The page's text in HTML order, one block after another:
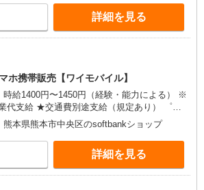
した場合は1分単位で残業代が追加で支給され
。 ※試用期間あり4ヶ月月給25万円以上 ※残
支給 ★交通費別途支給（規定あり） ゜
詳細を見る
ホ携帯販売【ワイモバイル】
時給1400円〜1450円（経験・能力による） ※
代支給 ★交通費別途支給（規定あり） ゜
・。○。・゜+゜・。○。・゜+゜ 入社祝い金10
規定有) お友達を紹介頂くと, インセンテ
規定有) ★月2回払い・週払い可能（規程
★ ゜・。○。・゜+゜・。○。・゜+゜
熊本県熊本市中央区のsoftbankショップ
詳細を見る